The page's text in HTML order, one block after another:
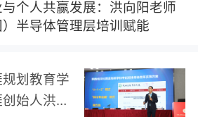
个人共赢发展：洪向阳老师
半导体管理层培训赋能
划教育学
始人洪向